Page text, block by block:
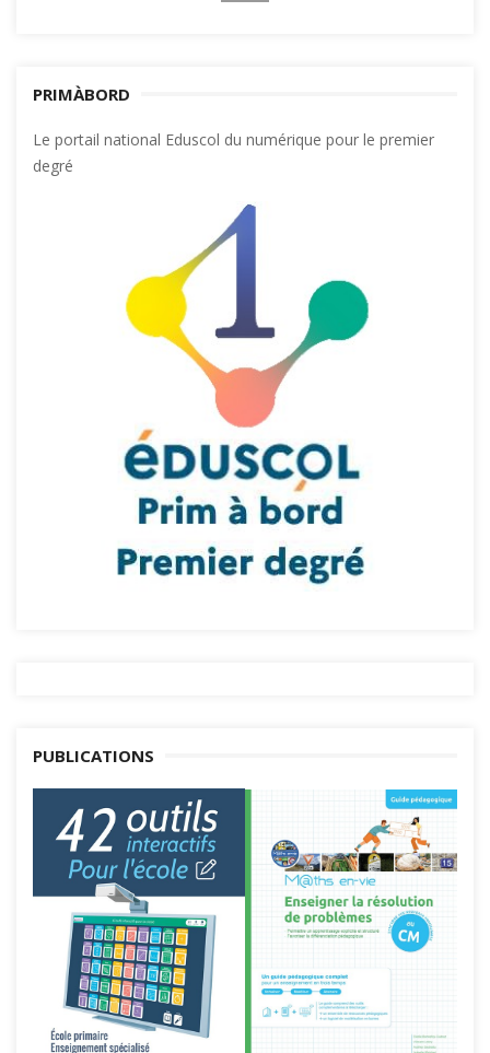
PRIMÀBORD
Le portail national Eduscol du numérique pour le premier
degré
PUBLICATIONS